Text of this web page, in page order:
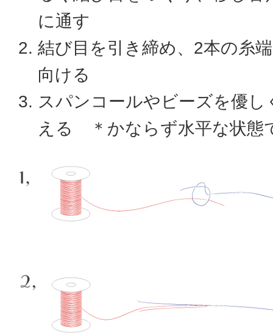
に通す
結び目を引き締め、2本の糸
向ける
スパンコールやビーズを優し
える ＊かならず水平な状態